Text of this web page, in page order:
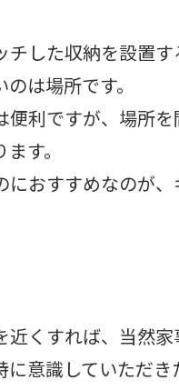
した収納を設置す
は場所です。
便利ですが、場所
す。
おすすめなのが、
くすれば、当然家
意識していただき